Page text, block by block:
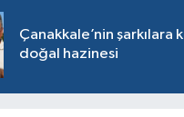
Çanakkale’nin şarkılara
doğal hazinesi